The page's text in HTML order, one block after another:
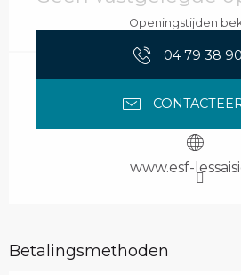
Openingstijden
04 79 38 90
www.esf-
Betalingsmethoden